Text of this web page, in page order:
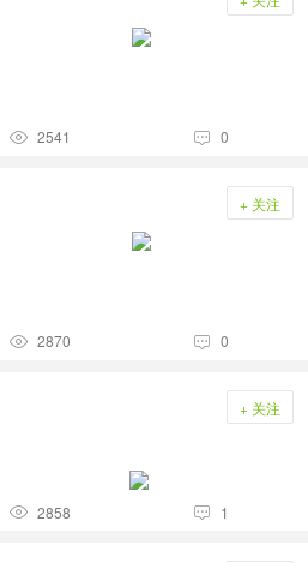
 2541  0
+ 关注
 2870  0
+ 关注
 2858  1